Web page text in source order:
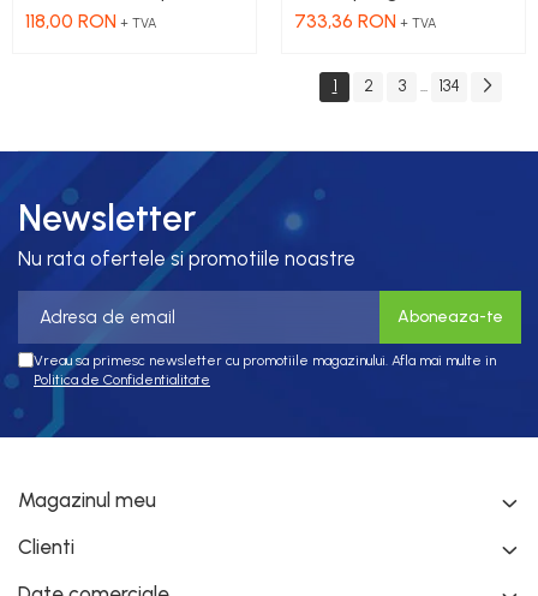
Ethernet100 Mbps,
118,00 RON + TVA
IN: 8; Int.analogica: 4
733,36 RON + TVA
1 2 3 ... 134
Newsletter
Nu rata ofertele si promotiile noastre
Vreau sa primesc newsletter cu promotiile magazinului. Afla mai multe in
Politica de Confidentialitate
Magazinul meu
Clienti